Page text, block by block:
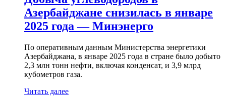
Азербайджане снизилась в январе
2025 года — Минэнерго
По оперативным данным Министерства энергетики
Азербайджана, в январе 2025 года в стране было добыто
2,3 млн тонн нефти, включая конденсат, и 3,9 млрд
кубометров газа.
Читать далее